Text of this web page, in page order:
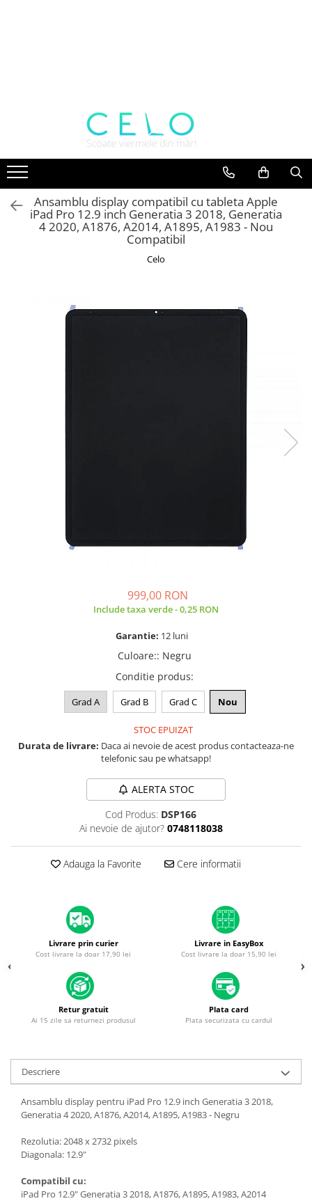
Piese & Accesorii MacBook
MacBook Pro Retina
A1398 (Retina 15” 2012-2015)
A1425 (Retina 13” 2012-2013)
A1502 (Retina 13” 2013-2015)
A1706 (Retina 13” 2016-2017)
A1707 (Retina 15” 2016-2017)
A1708 (Retina 13” 2016-2017)
A2159 (Retina 13” 2019)
A2289 (Retina 13” 2020)
Incarcatoare MacBook
Display MacBook
A1369 (13” 2010-2011)
A2179 (13” 2020)
A2941 (M2 15” 2023)
A1278 (Unibody 13” 2009-2012)
A1286 (Unibody 15” 2008-2012)
A1297 (Unibody 17” 2009-2011)
A1342 (Unibody 13” 2009-2010)
A1534 (Retina 12” 2015-2017)
Piese & Accesorii iPhone
iPhone 16 Pro Max
iPhone 16 Pro
iPhone 17 Pro
iPhone 15 Pro Max
iPhone 17
iPhone 16
iPhone 15
iPhone 14 Pro Max
Ansamblu display compatibil cu tableta Apple
iPad Pro 12.9 inch Generatia 3 2018, Generatia
4 2020, A1876, A2014, A1895, A1983 - Nou
Compatibil
Celo
999,00 RON
Include taxa verde - 0,25 RON
Garantie: 12 luni
Culoare:: Negru
Conditie produs:
Grad A Grad B Grad C Nou
STOC EPUIZAT
Durata de livrare: Daca ai nevoie de acest produs contacteaza-ne
telefonic sau pe whatsapp!
ALERTA STOC
Cod Produs: DSP166
Ai nevoie de ajutor? 0748118038
Adauga la Favorite Cere informatii
Livrare prin curier
Cost livrare la doar 17,90 lei
Livrare in EasyBox
Cost livrare la doar 15,90 lei
Retur gratuit
Ai 15 zile sa returnezi produsul
Plata card
Plata securizata cu cardul
Descriere
Ansamblu display pentru iPad Pro 12.9 inch Generatia 3 2018,
Generatia 4 2020, A1876, A2014, A1895, A1983 - Negru
Rezolutia: 2048 x 2732 pixels
Diagonala: 12.9"
Compatibil cu:
iPad Pro 12.9" Generatia 3 2018, A1876, A1895, A1983, A2014